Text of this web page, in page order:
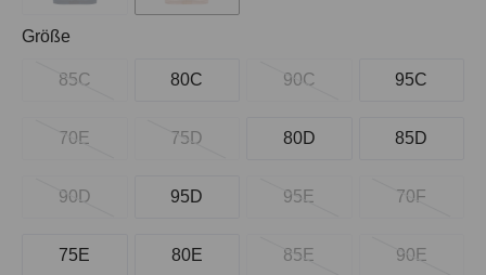
Größe
85C 80C 90C 95C
70E 75D 80D 85D
90D 95D 95E 70F
75E 80E 85E 90E